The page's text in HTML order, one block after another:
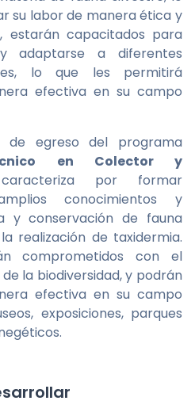
su labor de manera ética y
estarán capacitados para
adaptarse a diferentes
lo que les permitirá
efectiva en su campo
de egreso del programa
en Colector y
por formar
conocimientos y
y conservación de fauna
realización de taxidermia.
comprometidos con el
la biodiversidad, y podrán
efectiva en su campo
exposiciones, parques